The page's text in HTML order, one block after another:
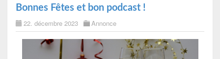
Bonnes Fêtes et bon podcast !
22. décembre 2023 Annonce